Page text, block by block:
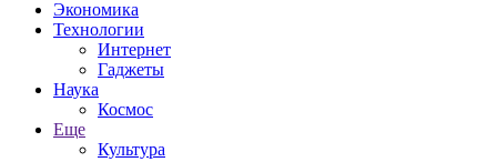
Экономика
Технологии
Интернет
Гаджеты
Наука
Космос
Еще
Культура